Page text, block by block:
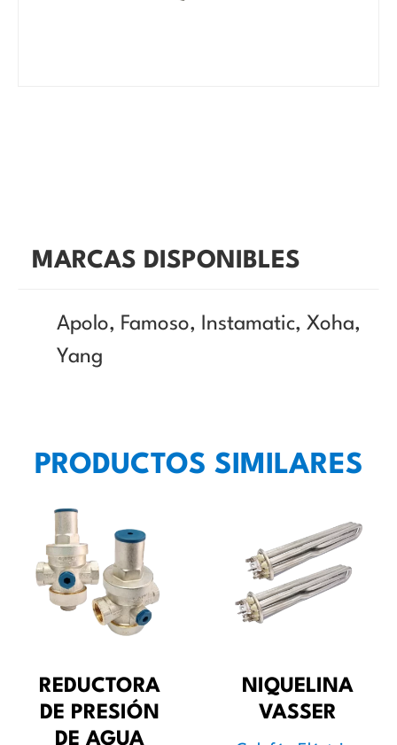
MARCAS DISPONIBLES
Apolo, Famoso, Instamatic, Xoha,
Yang
PRODUCTOS SIMILARES
REDUCTORA
DE PRESIÓN
DE AGUA
NIQUELINA
VASSER